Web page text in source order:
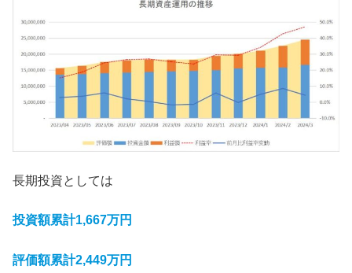
長期投資としては
投資額累計1,667万円
評価額累計2,449万円